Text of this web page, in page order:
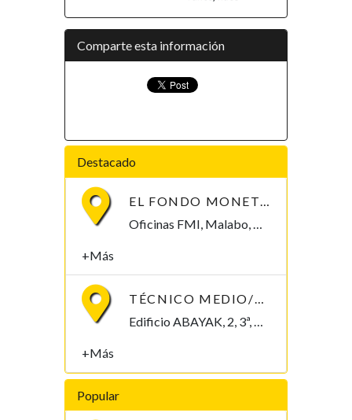
Comparte esta información
Destacado
EL FONDO MONETARIO INTERNACIONAL (FMI) BUSCA CONTRATAR UN/A ECONOMISTA
Oficinas FMI, Malabo, Bioko Norte , Guinea Ecuatorial
+Más
TÉCNICO MEDIO/SUPERIOR/INGENIERO/TELECOMUNICACIONES
Edificio ABAYAK, 2, 3ª, Malabo 2. Bioko Norte Malabo, Bioko Norte , Guinea Ecuatorial
+Más
Popular